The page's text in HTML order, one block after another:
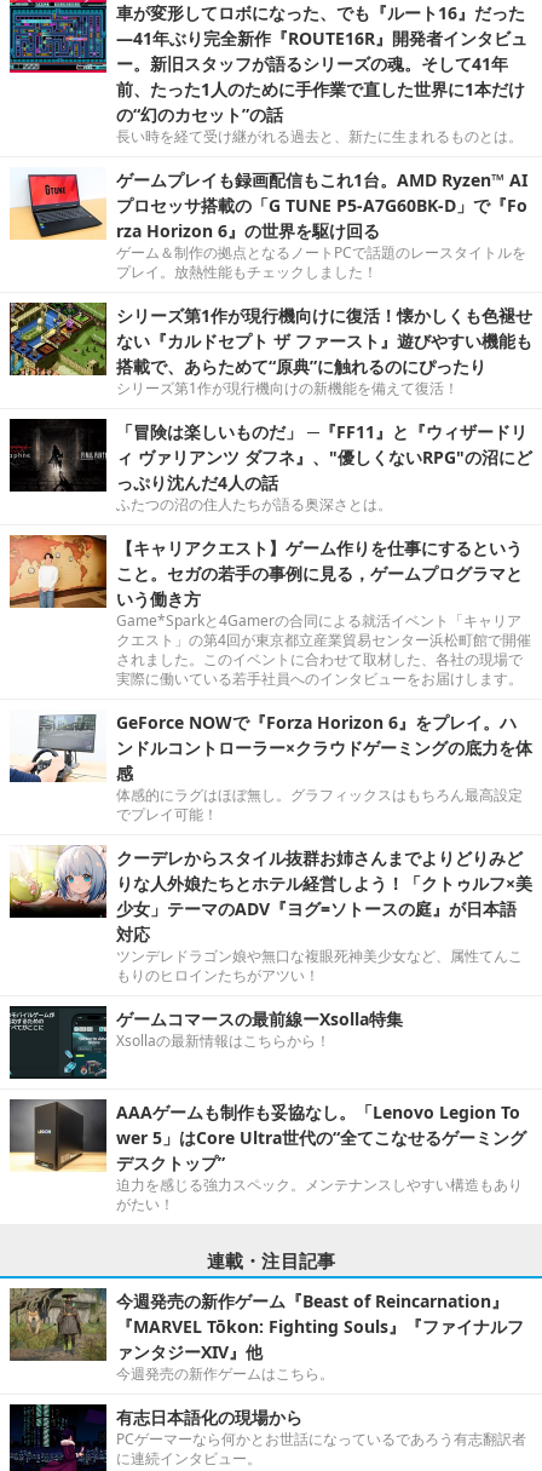
車が変形してロボになった、でも『ルート16』だった
―41年ぶり完全新作『ROUTE16R』開発者インタビュ
ー。新旧スタッフが語るシリーズの魂。そして41年
前、たった1人のために手作業で直した世界に1本だけ
の“幻のカセット”の話
長い時を経て受け継がれる過去と、新たに生まれるものとは。
ゲームプレイも録画配信もこれ1台。AMD Ryzen™ AI
プロセッサ搭載の「G TUNE P5-A7G60BK-D」で『Fo
rza Horizon 6』の世界を駆け回る
ゲーム＆制作の拠点となるノートPCで話題のレースタイトルを
プレイ。放熱性能もチェックしました！
シリーズ第1作が現行機向けに復活！懐かしくも色褪せ
ない『カルドセプト ザ ファースト』遊びやすい機能も
搭載で、あらためて“原典”に触れるのにぴったり
シリーズ第1作が現行機向けの新機能を備えて復活！
「冒険は楽しいものだ」 ─『FF11』と『ウィザードリ
ィ ヴァリアンツ ダフネ』、"優しくないRPG"の沼にど
っぷり沈んだ4人の話
ふたつの沼の住人たちが語る奥深さとは。
【キャリアクエスト】ゲーム作りを仕事にするという
こと。セガの若手の事例に見る，ゲームプログラマと
いう働き方
Game*Sparkと4Gamerの合同による就活イベント「キャリア
クエスト」の第4回が東京都立産業貿易センター浜松町館で開催
されました。このイベントに合わせて取材した、各社の現場で
実際に働いている若手社員へのインタビューをお届けします。
GeForce NOWで『Forza Horizon 6』をプレイ。ハ
ンドルコントローラー×クラウドゲーミングの底力を体
感
体感的にラグはほぼ無し。グラフィックスはもちろん最高設定
でプレイ可能！
クーデレからスタイル抜群お姉さんまでよりどりみど
りな人外娘たちとホテル経営しよう！「クトゥルフ×美
少女」テーマのADV『ヨグ=ソトースの庭』が日本語
対応
ツンデレドラゴン娘や無口な複眼死神美少女など、属性てんこ
もりのヒロインたちがアツい！
ゲームコマースの最前線ーXsolla特集
Xsollaの最新情報はこちらから！
AAAゲームも制作も妥協なし。「Lenovo Legion To
wer 5」はCore Ultra世代の“全てこなせるゲーミング
デスクトップ”
迫力を感じる強力スペック。メンテナンスしやすい構造もあり
がたい！
連載・注目記事
今週発売の新作ゲーム『Beast of Reincarnation』
『MARVEL Tōkon: Fighting Souls』『ファイナルフ
ァンタジーXIV』他
今週発売の新作ゲームはこちら。
有志日本語化の現場から
PCゲーマーなら何かとお世話になっているであろう有志翻訳者
に連続インタビュー。